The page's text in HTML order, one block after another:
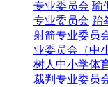
专业委员会 瑜
专业委员会 跆
射箭专业委员
业委员会（中
树人中小学体
裁判专业委员